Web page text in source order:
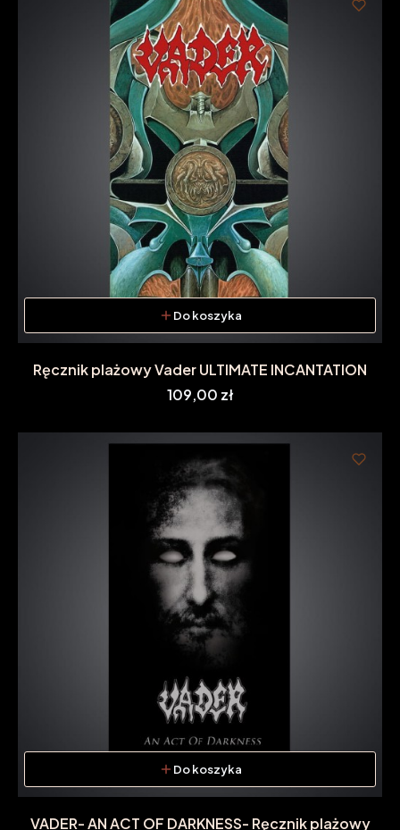
Do koszyka
Ręcznik plażowy Vader ULTIMATE INCANTATION
Cena
109,00 zł
Do koszyka
VADER- AN ACT OF DARKNESS- Ręcznik plażowy